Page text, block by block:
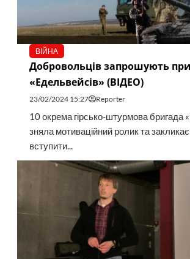
ВІЙНА
Добровольців запрошують
«Едельвейсів» (ВІДЕО)
23/02/2024 15:27 Reporter
10 окрема гірсько-штурмова бригада
зняла мотиваційний ролик та закликає
вступити...